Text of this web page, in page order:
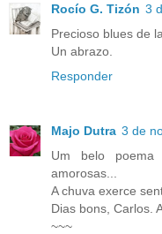
Rocío G. Tizón 3
Precioso blues de
Un abrazo.
Responder
Majo Dutra 3 de
Um belo poema
amorosas...
A chuva exerce
Dias bons, Carlos.
~~~